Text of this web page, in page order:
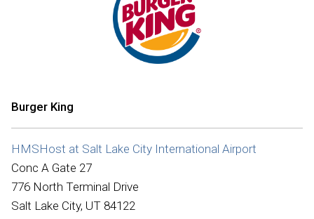
Internacional
Burger King
HMSHost at Salt Lake City International Airport
Conc A Gate 27
776 North Terminal Drive
Salt Lake City, UT 84122